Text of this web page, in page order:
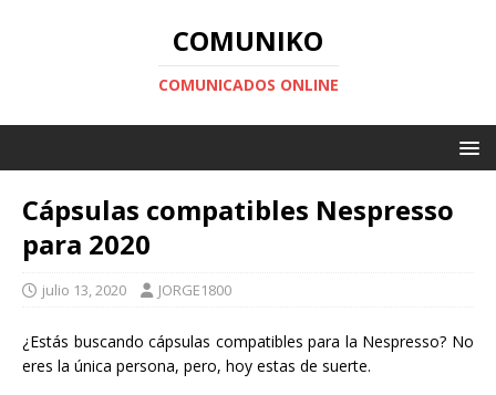
COMUNIKO
COMUNICADOS ONLINE
Cápsulas compatibles Nespresso
para 2020
julio 13, 2020 JORGE1800
¿Estás buscando cápsulas compatibles para la Nespresso? No
eres la única persona, pero, hoy estas de suerte.